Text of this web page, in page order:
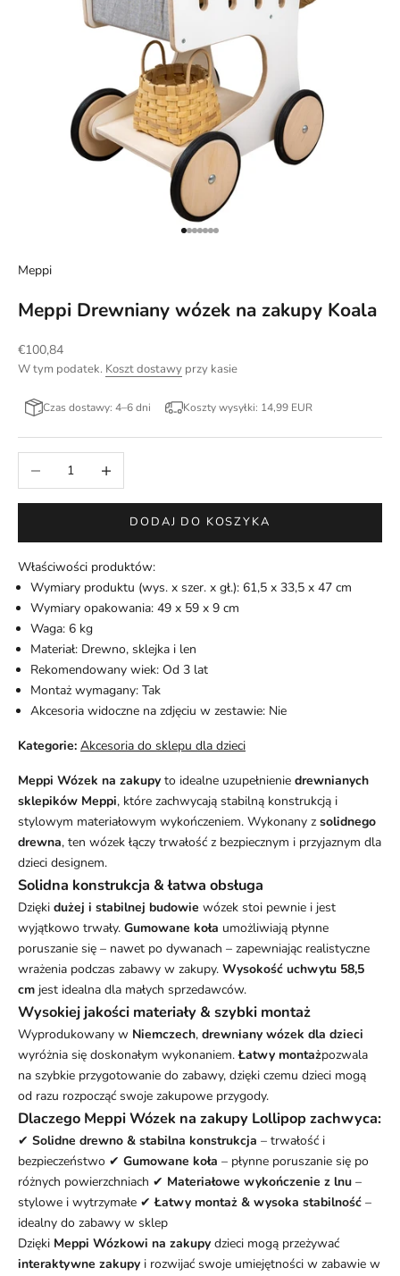
Przejdź do 1
Przejdź do 2
Przejdź do 3
Przejdź do 4
Przejdź do 5
Przejdź do 6
Przejdź do 7
Meppi
Meppi Drewniany wózek na zakupy Koala
Cena promocyjna
€100,84
W tym podatek. Koszt dostawy przy kasie
Czas dostawy: 4–6 dni Koszty wysyłki: 14,99 EUR
Zmniejsz ilość Zwiększ ilość
DODAJ DO KOSZYKA
Właściwości produktów:
Wymiary produktu (wys. x szer. x gł.): 61,5 x 33,5 x 47 cm
Wymiary opakowania: 49 x 59 x 9 cm
Waga: 6 kg
Materiał: Drewno, sklejka i len
Rekomendowany wiek: Od 3 lat
Montaż wymagany: Tak
Akcesoria widoczne na zdjęciu w zestawie: Nie
Kategorie: Akcesoria do sklepu dla dzieci
Meppi Wózek na zakupy to idealne uzupełnienie drewnianych
sklepików Meppi, które zachwycają stabilną konstrukcją i
stylowym materiałowym wykończeniem. Wykonany z solidnego
drewna, ten wózek łączy trwałość z bezpiecznym i przyjaznym dla
dzieci designem.
Solidna konstrukcja & łatwa obsługa
Dzięki dużej i stabilnej budowie wózek stoi pewnie i jest
wyjątkowo trwały. Gumowane koła umożliwiają płynne
poruszanie się – nawet po dywanach – zapewniając realistyczne
wrażenia podczas zabawy w zakupy. Wysokość uchwytu 58,5
cm jest idealna dla małych sprzedawców.
Wysokiej jakości materiały & szybki montaż
Wyprodukowany w Niemczech, drewniany wózek dla dzieci
wyróżnia się doskonałym wykonaniem.Łatwy montażpozwala
na szybkie przygotowanie do zabawy, dzięki czemu dzieci mogą
od razu rozpocząć swoje zakupowe przygody.
Dlaczego Meppi Wózek na zakupy Lollipop zachwyca:
✔ Solidne drewno & stabilna konstrukcja – trwałość i
bezpieczeństwo ✔ Gumowane koła – płynne poruszanie się po
różnych powierzchniach ✔ Materiałowe wykończenie z lnu –
stylowe i wytrzymałe ✔Łatwy montaż & wysoka stabilność –
idealny do zabawy w sklep
Dzięki Meppi Wózkowi na zakupy dzieci mogą przeżywać
interaktywne zakupy i rozwijać swoje umiejętności w zabawie w